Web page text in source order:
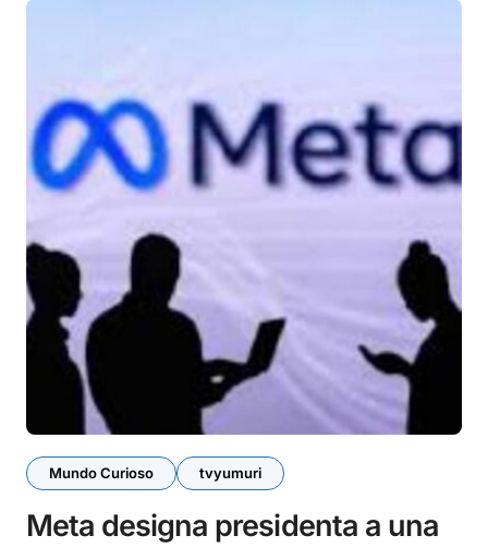
Mundo Curioso tvyumuri
Meta designa presidenta a una